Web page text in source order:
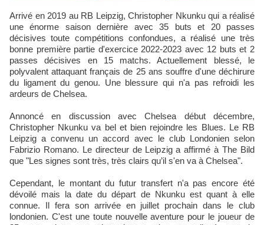
Arrivé en 2019 au RB Leipzig, Christopher Nkunku qui a réalisé
une énorme saison dernière avec 35 buts et 20 passes
décisives toute compétitions confondues, a réalisé une très
bonne première partie d'exercice 2022-2023 avec 12 buts et 2
passes décisives en 15 matchs. Actuellement blessé, le
polyvalent attaquant français de 25 ans souffre d'une déchirure
du ligament du genou. Une blessure qui n'a pas refroidi les
ardeurs de Chelsea.
Annoncé en discussion avec Chelsea début décembre,
Christopher Nkunku va bel et bien rejoindre les Blues. Le RB
Leipzig a convenu un accord avec le club Londonien selon
Fabrizio Romano. Le directeur de Leipzig a affirmé à The Bild
que "Les signes sont très, très clairs qu’il s'en va à Chelsea".
Cependant, le montant du futur transfert n'a pas encore été
dévoilé mais la date du départ de Nkunku est quant à elle
connue. Il fera son arrivée en juillet prochain dans le club
londonien. C'est une toute nouvelle aventure pour le joueur de